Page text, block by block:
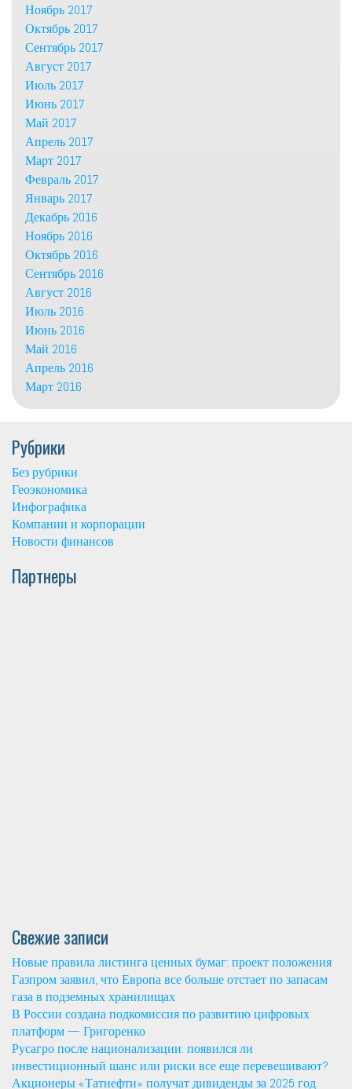
Ноябрь 2017
Октябрь 2017
Сентябрь 2017
Август 2017
Июль 2017
Июнь 2017
Май 2017
Апрель 2017
Март 2017
Февраль 2017
Январь 2017
Декабрь 2016
Ноябрь 2016
Октябрь 2016
Сентябрь 2016
Август 2016
Июль 2016
Июнь 2016
Май 2016
Апрель 2016
Март 2016
Рубрики
Без рубрики
Геоэкономика
Инфографика
Компании и корпорации
Новости финансов
Партнеры
Свежие записи
Новые правила листинга ценных бумаг: проект положения
Газпром заявил, что Европа все больше отстает по запасам
газа в подземных хранилищах
В России создана подкомиссия по развитию цифровых
платформ — Григоренко
Русагро после национализации: появился ли
инвестиционный шанс или риски все еще перевешивают?
Акционеры «Татнефти» получат дивиденды за 2025 год